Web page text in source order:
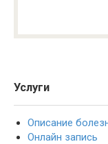
Услуги
Описание
Онлайн запись